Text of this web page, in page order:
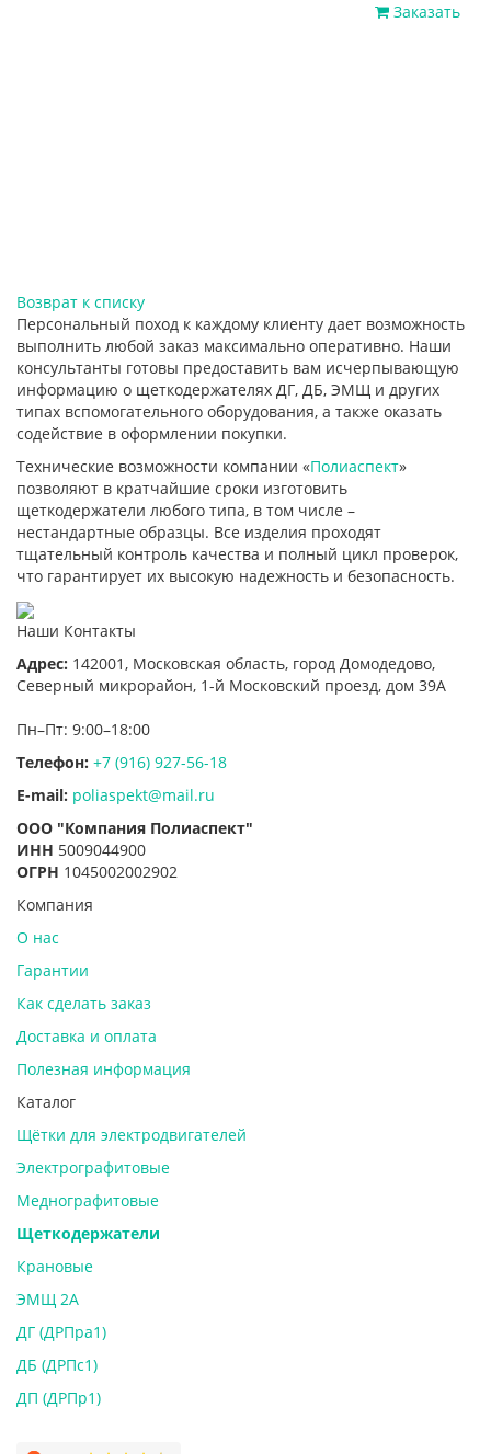
Заказать
Возврат к списку
Персональный поход к каждому клиенту дает возможность
выполнить любой заказ максимально оперативно. Наши
консультанты готовы предоставить вам исчерпывающую
информацию о щеткодержателях ДГ, ДБ, ЭМЩ и других
типах вспомогательного оборудования, а также оказать
содействие в оформлении покупки.
Технические возможности компании «Полиаспект»
позволяют в кратчайшие сроки изготовить
щеткодержатели любого типа, в том числе –
нестандартные образцы. Все изделия проходят
тщательный контроль качества и полный цикл проверок,
что гарантирует их высокую надежность и безопасность.
Наши Контакты
Адрес: 142001, Московская область, город Домодедово,
Северный микрорайон, 1-й Московский проезд, дом 39А
Пн–Пт: 9:00–18:00
Телефон: +7 (916) 927-56-18
E-mail: poliaspekt@mail.ru
ООО "Компания Полиаспект"
ИНН 5009044900
ОГРН 1045002002902
Компания
О нас
Гарантии
Как сделать заказ
Доставка и оплата
Полезная информация
Каталог
Щётки для электродвигателей
Электрографитовые
Меднографитовые
Щеткодержатели
Крановые
ЭМЩ 2А
ДГ (ДРПра1)
ДБ (ДРПс1)
ДП (ДРПр1)